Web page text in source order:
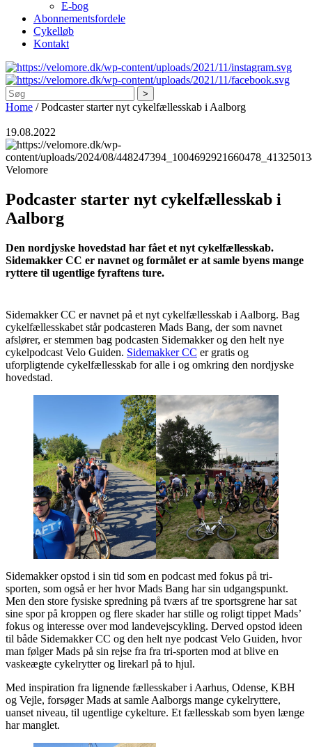
E-bog
Abonnementsfordele
Cykelløb
Kontakt
Søg
Home /Podcaster starter nyt cykelfællesskab i Aalborg
19.08.2022
Velomore
Podcaster starter nyt cykelfællesskab i
Aalborg
Den nordjyske hovedstad har fået et nyt cykelfællesskab.
Sidemakker CC er navnet og formålet er at samle byens mange
ryttere til ugentlige fyraftens ture.
Sidemakker CC er navnet på et nyt cykelfællesskab i Aalborg. Bag
cykelfællesskabet står podcasteren Mads Bang, der som navnet
afslører, er stemmen bag podcasten Sidemakker og den helt nye
cykelpodcast Velo Guiden. Sidemakker CC er gratis og
uforpligtende cykelfællesskab for alle i og omkring den nordjyske
hovedstad.
Sidemakker opstod i sin tid som en podcast med fokus på tri-
sporten, som også er her hvor Mads Bang har sin udgangspunkt.
Men den store fysiske spredning på tværs af tre sportsgrene har sat
sine spor på kroppen og flere skader har stille og roligt tippet Mads’
fokus og interesse over mod landevejscykling. Derved opstod ideen
til både Sidemakker CC og den helt nye podcast Velo Guiden, hvor
man følger Mads på sin rejse fra fra tri-sporten mod at blive en
vaskeægte cykelrytter og lirekarl på to hjul.
Med inspiration fra lignende fællesskaber i Aarhus, Odense, KBH
og Vejle, forsøger Mads at samle Aalborgs mange cykelryttere,
uanset niveau, til ugentlige cykelture. Et fællesskab som byen længe
har manglet.